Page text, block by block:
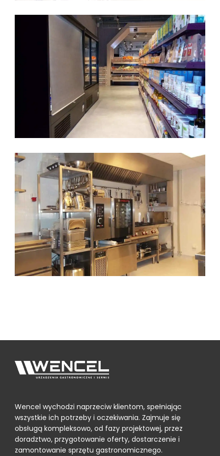
Wencel wychodzi naprzeciw klientom, spełniając
wszystkie ich potrzeby i oczekiwania. Zajmuje się
obsługą kompleksowo, od fazy projektowej, przez
doradztwo, przygotowanie oferty, dostarczenie i
zamontowanie sprzętu gastronomicznego.